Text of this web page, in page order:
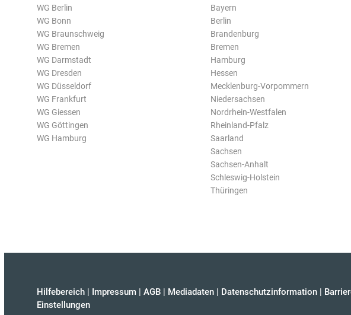
WG Berlin
WG Bonn
WG Braunschweig
WG Bremen
WG Darmstadt
WG Dresden
WG Düsseldorf
WG Frankfurt
WG Giessen
WG Göttingen
WG Hamburg
Bayern
Berlin
Brandenburg
Bremen
Hamburg
Hessen
Mecklenburg-Vorpommern
Niedersachsen
Nordrhein-Westfalen
Rheinland-Pfalz
Saarland
Sachsen
Sachsen-Anhalt
Schleswig-Holstein
Thüringen
Hilfebereich | Impressum | AGB | Mediadaten | Datenschutzinformation |
Einstellungen